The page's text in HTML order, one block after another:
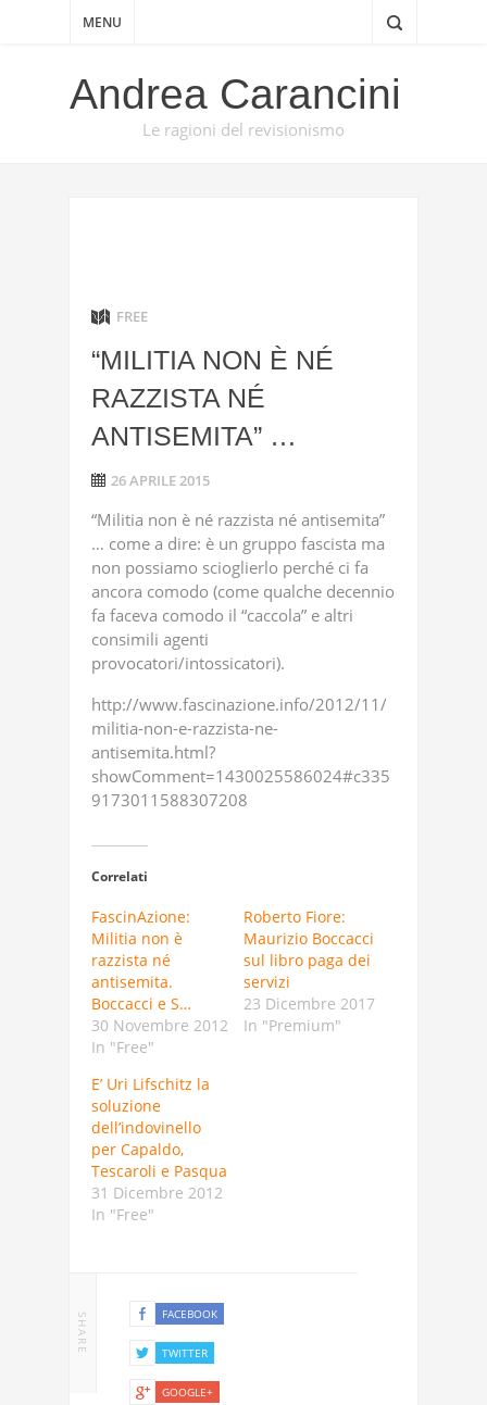
MENU
Andrea Carancini
Le ragioni del revisionismo
FREE
“MILITIA NON È NÉ
RAZZISTA NÉ
ANTISEMITA” …
26 APRILE 2015
“Militia non è né razzista né antisemita”
… come a dire: è un gruppo fascista ma
non possiamo scioglierlo perché ci fa
ancora comodo (come qualche decennio
fa faceva comodo il “caccola” e altri
consimili agenti
provocatori/intossicatori).
http://www.fascinazione.info/2012/11/
militia-non-e-razzista-ne-
antisemita.html?
showComment=1430025586024#c335
9173011588307208
Correlati
FascinAzione:
Militia non è
razzista né
antisemita.
Boccacci e S…
30 Novembre 2012
In "Free"
Roberto Fiore:
Maurizio Boccacci
sul libro paga dei
servizi
23 Dicembre 2017
In "Premium"
E’ Uri Lifschitz la
soluzione
dell’indovinello
per Capaldo,
Tescaroli e Pasqua
31 Dicembre 2012
In "Free"
SHARE FACEBOOK
TWITTER
GOOGLE+